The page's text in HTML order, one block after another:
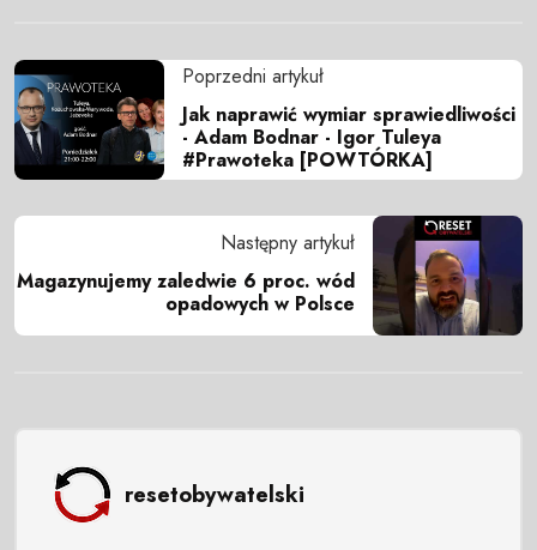
Poprzedni artykuł
Jak naprawić wymiar sprawiedliwości
- Adam Bodnar - Igor Tuleya
#Prawoteka [POWTÓRKA]
Następny artykuł
Magazynujemy zaledwie 6 proc. wód
opadowych w Polsce
resetobywatelski